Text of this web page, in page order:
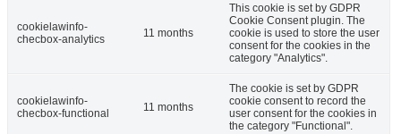
cookielawinfo-
checbox-analytics
11 months
This cookie is set by GDPR
Cookie Consent plugin. The
cookie is used to store the user
consent for the cookies in the
category "Analytics".
cookielawinfo-
checbox-functional
11 months
The cookie is set by GDPR
cookie consent to record the
user consent for the cookies in
the category "Functional".